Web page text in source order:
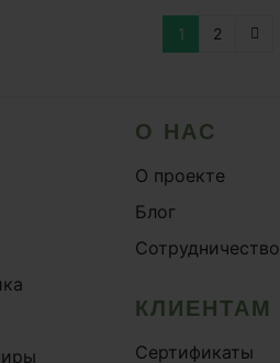
1 2
О НАС
О проекте
Блог
Сотрудничество
КЛИЕНТАМ
Сертификаты